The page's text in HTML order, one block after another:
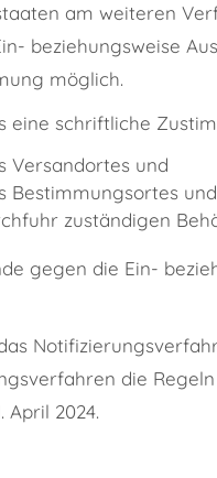
am weiteren
beziehungsweise
möglich.
eine schriftliche
Versandortes und
Bestimmungsortes und
zuständigen
gegen die Ein-
die
April 2024.